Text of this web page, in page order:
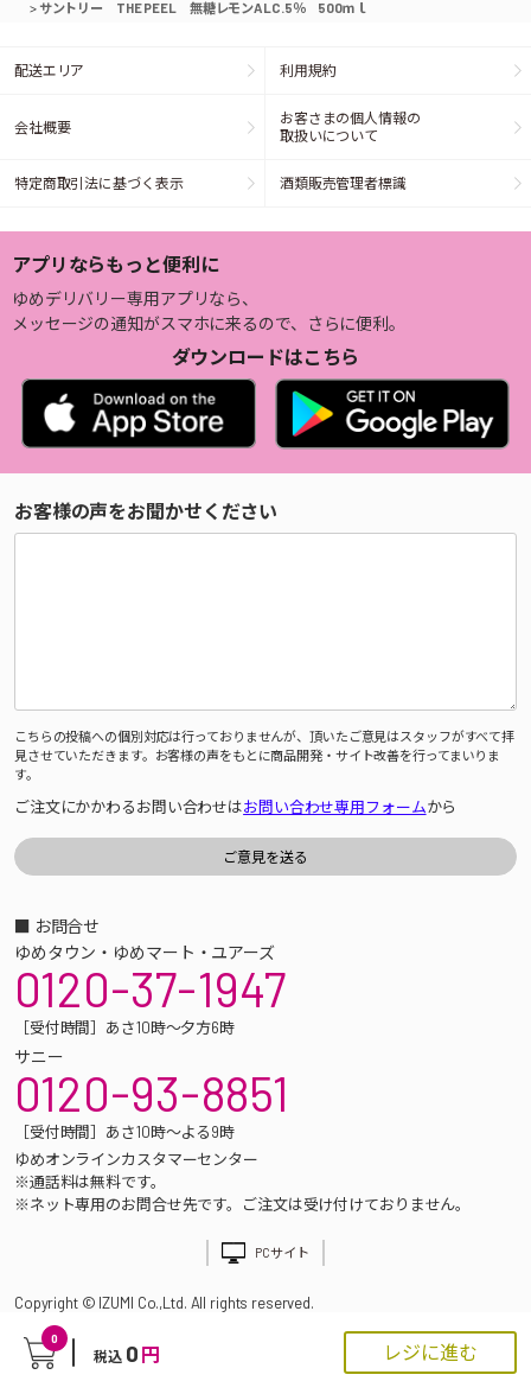
0
税込 0 円 レジに進む
> サントリー THE PEEL 無糖レモンALC.5％ 500ｍｌ
配送エリア 利用規約
会社概要
お客さまの個人情報の
取扱いについて
特定商取引法に基づく表示 酒類販売管理者標識
アプリならもっと便利に
ゆめデリバリー専用アプリなら、
メッセージの通知がスマホに来るので、さらに便利。
ダウンロードはこちら
お客様の声をお聞かせください
こちらの投稿への個別対応は行っておりませんが、頂いたご意見はスタッフがすべて拝
見させていただきます。お客様の声をもとに商品開発・サイト改善を行ってまいりま
す。
ご注文にかかわるお問い合わせはお問い合わせ専用フォームから
■ お問合せ
ゆめタウン・ゆめマート・ユアーズ
0120-37-1947
［受付時間］あさ10時～夕方6時
サニー
0120-93-8851
［受付時間］あさ10時～よる9時
ゆめオンラインカスタマーセンター
※通話料は無料です。
※ネット専用のお問合せ先です。ご注文は受け付けておりません。
PCサイト
Copyright © IZUMI Co.,Ltd. All rights reserved.